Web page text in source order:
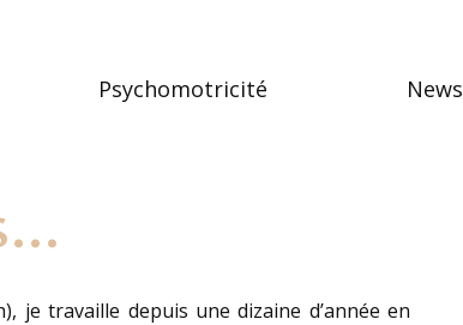
Psychomotricité News
je travaille depuis une dizaine d’année en